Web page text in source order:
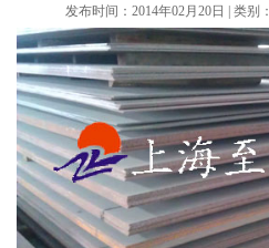
发布时间：2014年02月20日 | 类别：